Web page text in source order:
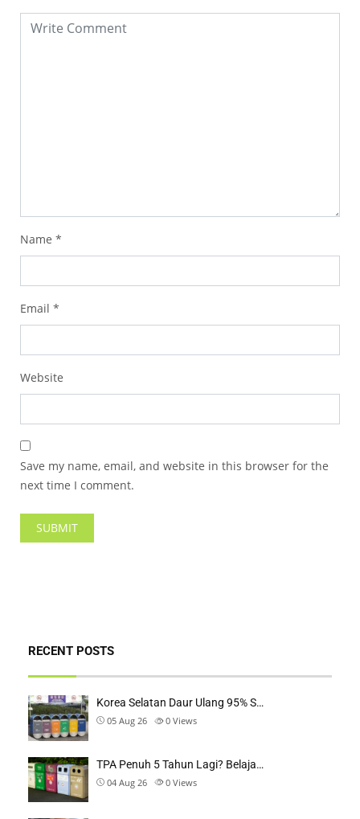
Name *
Email *
Website
Save my name, email, and website in this browser for the
next time I comment.
RECENT POSTS
Korea Selatan Daur Ulang 95% S…
05 Aug 26 0 Views
TPA Penuh 5 Tahun Lagi? Belaja…
04 Aug 26 0 Views